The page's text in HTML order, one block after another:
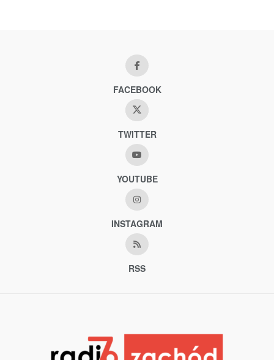
FACEBOOK
TWITTER
YOUTUBE
INSTAGRAM
RSS